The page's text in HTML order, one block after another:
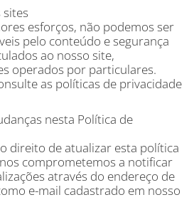
esforços, não podemos ser
​​pelo conteúdo e segurança
ao nosso site,
operados por particulares.
as políticas de privacidade
nesta Política de
direito de atualizar esta política
comprometemos a notificar
através do endereço de
e-mail cadastrado em nosso